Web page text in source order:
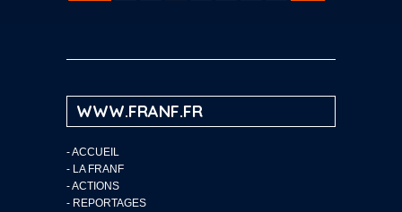
WWW.FRANF.FR
-ACCUEIL
- LA FRANF
-ACTIONS
- REPORTAGES